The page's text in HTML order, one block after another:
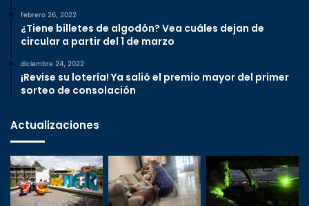
febrero 26, 2022
¿Tiene billetes de algodón? Vea cuáles dejan de
circular a partir del 1 de marzo
diciembre 24, 2022
¡Revise su lotería! Ya salió el premio mayor del primer
sorteo de consolación
Actualizaciones